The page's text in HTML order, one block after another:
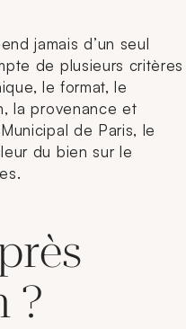
jamais d’un seul
de plusieurs critères
le format, le
la provenance et
de Paris, le
du bien sur le
?